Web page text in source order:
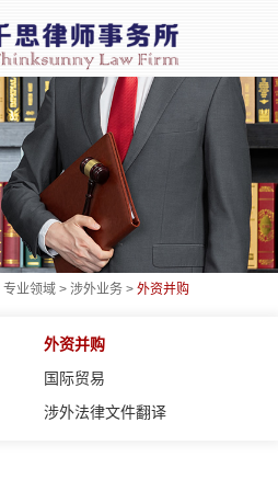
专业领域 > 涉外业务 > 外资并购
外资并购
国际贸易
涉外法律文件翻译